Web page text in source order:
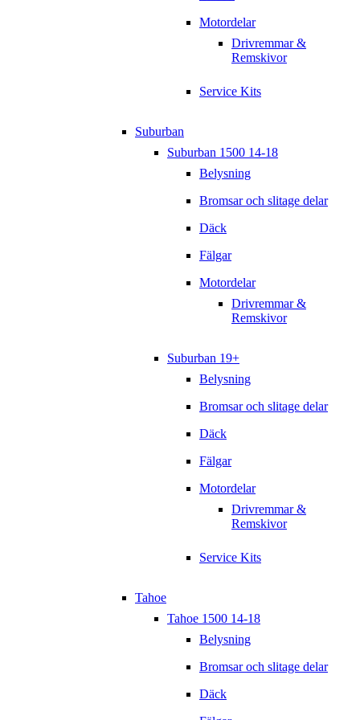
Motordelar
Drivremmar &
Remskivor
Service Kits
Suburban
Suburban 1500 14-18
Belysning
Bromsar och slitage delar
Däck
Fälgar
Motordelar
Drivremmar &
Remskivor
Suburban 19+
Belysning
Bromsar och slitage delar
Däck
Fälgar
Motordelar
Drivremmar &
Remskivor
Service Kits
Tahoe
Tahoe 1500 14-18
Belysning
Bromsar och slitage delar
Däck